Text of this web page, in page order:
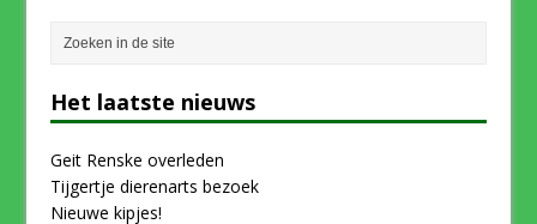
Het laatste nieuws
Geit Renske overleden
Tijgertje dierenarts bezoek
Nieuwe kipjes!